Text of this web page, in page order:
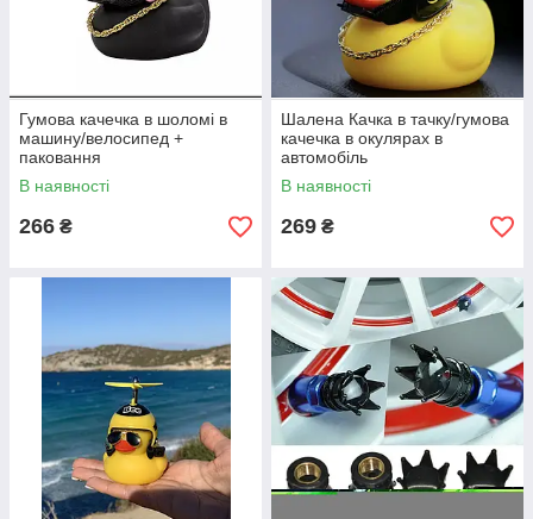
Гумова качечка в шоломі в
машину/велосипед +
паковання
В наявності
266 ₴
Шалена Качка в тачку/гумова
качечка в окулярах в
автомобіль
В наявності
269 ₴